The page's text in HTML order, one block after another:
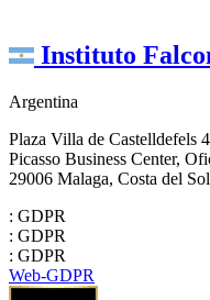
Instituto
Argentina
Plaza Villa de Castelldefels 4
Picasso Business Center,
29006 Malaga, Costa del
: GDPR
: GDPR
: GDPR
Web-GDPR